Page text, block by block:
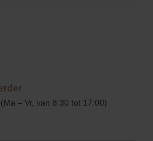
(Ma – Vr, van 8:30 tot 17:00)